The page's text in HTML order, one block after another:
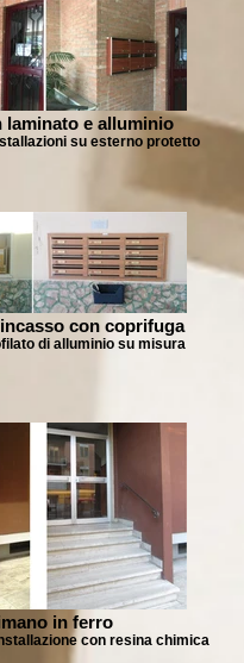
laminato e alluminio
su esterno protetto
con coprifuga
di alluminio su misura
in ferro
con resina chimica